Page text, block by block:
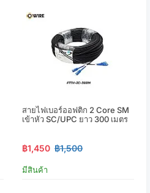
สายไฟเบอร์ออฟติก 2 Core SM
เข้าหัว SC/UPC ยาว 300 เมตร
฿1,450 ฿1,500
มีสินค้า